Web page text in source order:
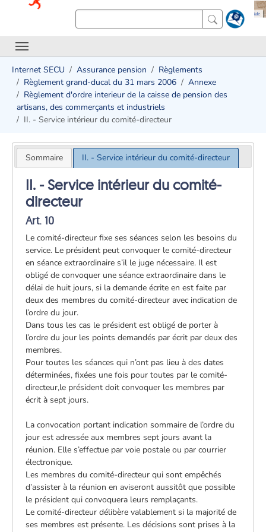
Internet SECU Assurance pension
Règlements
Règlement grand-ducal du 31 mars 2006
Annexe
Règlement d'ordre interieur de la caisse de pension des
artisans, des commerçants et industriels
II. - Service intérieur du comité-directeur
Sommaire II. - Service intérieur du comité-directeur
II. - Service intérieur du comité-
directeur
Art. 10
Le comité-directeur fixe ses séances selon les besoins du
service. Le président peut convoquer le comité-directeur
en séance extraordinaire s’il le juge nécessaire. Il est
obligé de convoquer une séance extraordinaire dans le
délai de huit jours, si la demande écrite en est faite par
deux des membres du comité-directeur avec indication de
l’ordre du jour.
Dans tous les cas le président est obligé de porter à
l’ordre du jour les points demandés par écrit par deux des
membres.
Pour toutes les séances qui n’ont pas lieu à des dates
déterminées, fixées une fois pour toutes par le comité-
directeur,le président doit convoquer les membres par
écrit à sept jours.
La convocation portant indication sommaire de l’ordre du
jour est adressée aux membres sept jours avant la
réunion. Elle s’effectue par voie postale ou par courrier
électronique.
Les membres du comité-directeur qui sont empêchés
d’assister à la réunion en aviseront aussitôt que possible
le président qui convoquera leurs remplaçants.
Le comité-directeur délibère valablement si la majorité de
ses membres est présente. Les décisions sont prises à la